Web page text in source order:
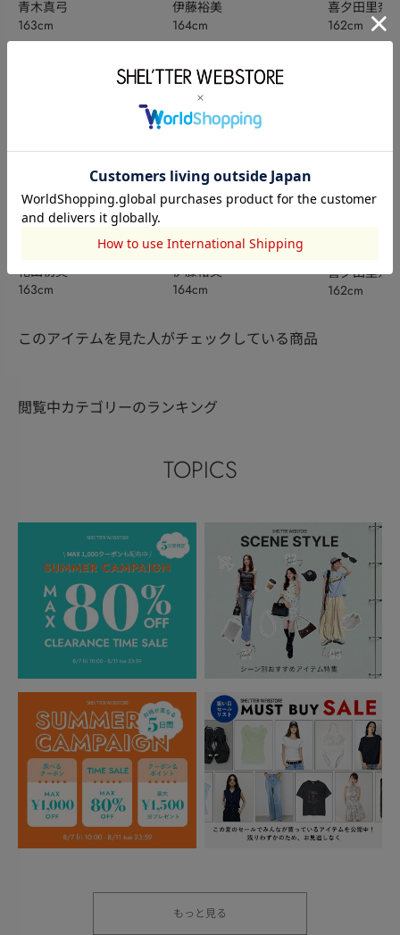
青木真弓
163cm
花田初美
163cm
伊藤裕美
164cm
HeRIN.CYE
伊藤裕美
164cm
喜夕田里奈
ベ秋】
162cm
喜夕田里奈
ベ秋】
162cm
このアイテムを見た人がチェックしている商品
閲覧中カテゴリーのランキング
TOPICS
もっと見る